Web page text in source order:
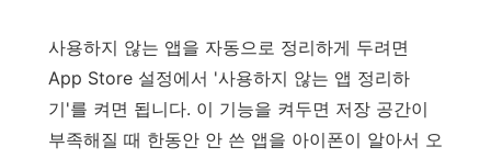
사용하지 않는 앱을 자동으로 정리하게 두려면
App Store 설정에서 '사용하지 않는 앱 정리하
기'를 켜면 됩니다. 이 기능을 켜두면 저장 공간이
부족해질 때 한동안 안 쓴 앱을 아이폰이 알아서 오